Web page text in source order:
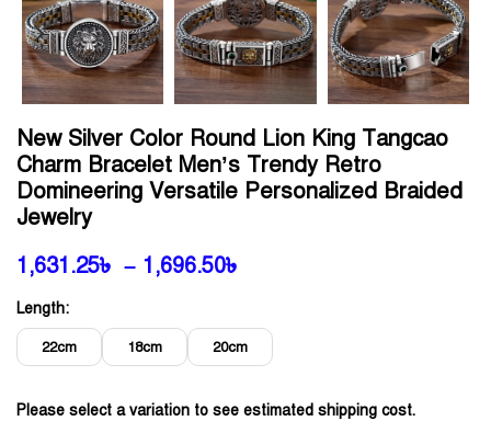
New Silver Color Round Lion King Tangcao
Charm Bracelet Men’s Trendy Retro
Domineering Versatile Personalized Braided
Jewelry
1,631.25৳ – 1,696.50৳
Length:
22cm 18cm 20cm
Please select a variation to see estimated shipping cost.